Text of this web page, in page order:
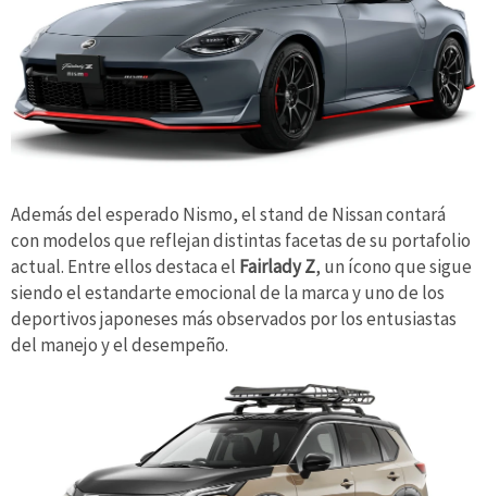
Además del esperado Nismo, el stand de Nissan contará
con modelos que reflejan distintas facetas de su portafolio
actual. Entre ellos destaca el Fairlady Z, un ícono que sigue
siendo el estandarte emocional de la marca y uno de los
deportivos japoneses más observados por los entusiastas
del manejo y el desempeño.